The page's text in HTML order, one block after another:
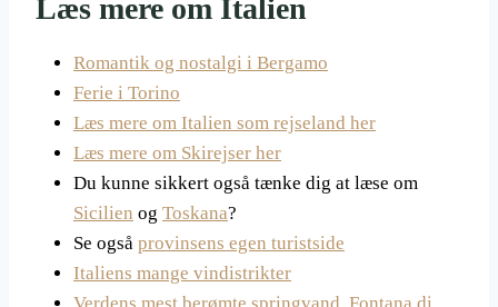
Læs mere om Italien
Romantik og nostalgi i Bergamo
Ferie i Torino
Læs mere om Italien som rejseland her
Læs mere om Skirejser her
Du kunne sikkert også tænke dig at læse om
Sicilien og Toskana?
Se også provinsens egen turistside
Italiens mange vindistrikter